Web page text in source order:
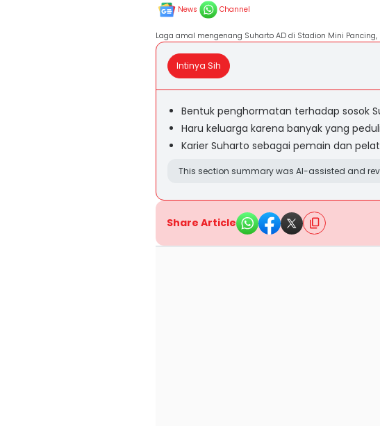
News Channel
Laga amal mengenang Suharto AD di Stadion Mini
Intinya Sih
Bentuk penghormatan terhadap sosok
Haru keluarga karena banyak yang peduli
Karier Suharto sebagai pemain dan
This section summary was AI-assisted and
Share Article